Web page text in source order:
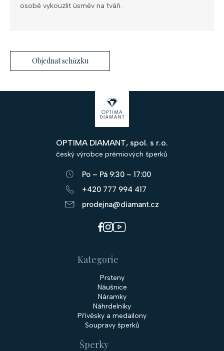
osobě vykouzlit úsměv na tváři.
Objednat schůzku
OPTIMA DIAMANT, spol. s r.o.
český výrobce prémiových šperků
Po – Pá 9:30 – 17:00
+420 777 994 417
prodejna@diamant.cz
Kategorie
Prsteny
Náušnice
Náramky
Náhrdelníky
Přívěsky a medailony
Soupravy šperků
Šperky